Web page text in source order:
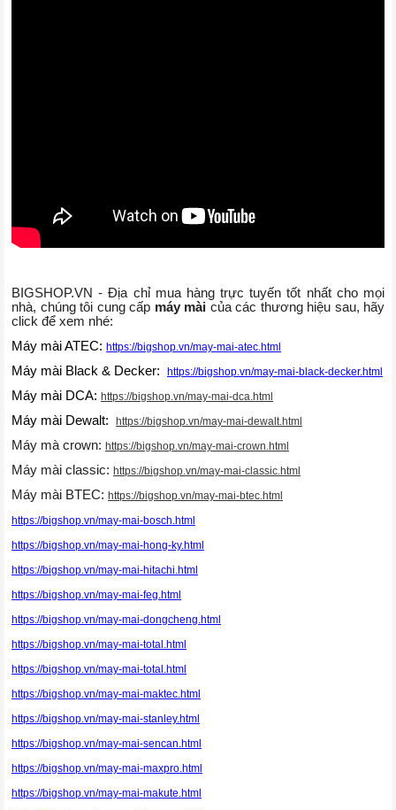
BIGSHOP.VN - Địa chỉ mua hàng trực tuyến tốt nhất cho mọi
nhà, chúng tôi cung cấp máy mài của các thương hiệu sau, hãy
click để xem nhé:
Máy mài ATEC: https://bigshop.vn/may-mai-atec.html
Máy mài Black & Decker: https://bigshop.vn/may-mai-black-decker.html
Máy mài DCA: https://bigshop.vn/may-mai-dca.html
Máy mài Dewalt: https://bigshop.vn/may-mai-dewalt.html
Máy mà crown: https://bigshop.vn/may-mai-crown.html
Máy mài classic: https://bigshop.vn/may-mai-classic.html
Máy mài BTEC: https://bigshop.vn/may-mai-btec.html
https://bigshop.vn/may-mai-bosch.html
https://bigshop.vn/may-mai-hong-ky.html
https://bigshop.vn/may-mai-hitachi.html
https://bigshop.vn/may-mai-feg.html
https://bigshop.vn/may-mai-dongcheng.html
https://bigshop.vn/may-mai-total.html
https://bigshop.vn/may-mai-total.html
https://bigshop.vn/may-mai-maktec.html
https://bigshop.vn/may-mai-stanley.html
https://bigshop.vn/may-mai-sencan.html
https://bigshop.vn/may-mai-maxpro.html
https://bigshop.vn/may-mai-makute.html